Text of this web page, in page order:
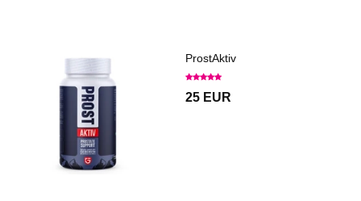
ProstAktiv
25 EUR